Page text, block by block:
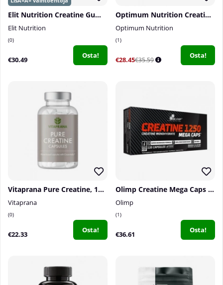
Elit Nutrition Creatine Gummies, 60 kpl
Elit Nutrition
0
€30.49 Osta!
Optimum Nutrition Creatine Powder, 317 g
Optimum Nutrition
1
€28.45€35.59
Osta!
Vitaprana Pure Creatine, 100 caps
Vitaprana
0
€22.33 Osta!
Olimp Creatine Mega Caps 1250, 120 caps
Olimp
1
€36.61 Osta!